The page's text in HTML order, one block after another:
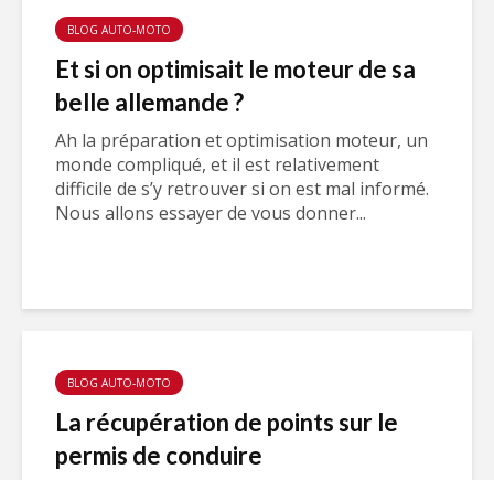
BLOG AUTO-MOTO
Et si on optimisait le moteur de sa
belle allemande ?
Ah la préparation et optimisation moteur, un
monde compliqué, et il est relativement
difficile de s’y retrouver si on est mal informé.
Nous allons essayer de vous donner...
BLOG AUTO-MOTO
La récupération de points sur le
permis de conduire